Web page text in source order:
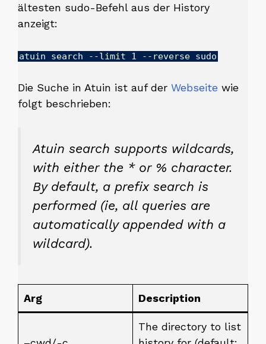
ältesten sudo-Befehl aus der History
anzeigt:
atuin search --limit 1 --reverse sudo
Die Suche in Atuin ist auf der Webseite wie
folgt beschrieben:
Atuin search supports wildcards,
with either the *or % character.
By default, a prefix search is
performed (ie, all queries are
automatically appended with a
wildcard).
Arg Description
The directory to list